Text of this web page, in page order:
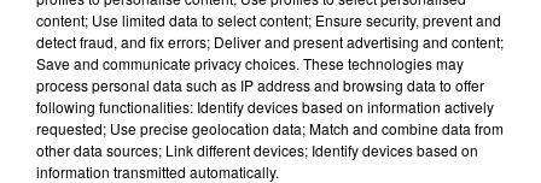
DERNIERS PODCASTS
24 juillet 2026
Les Zinformés - 24/07/26
content; Use limited data to select content; Ensure security, prevent and
detect fraud, and fix errors; Deliver and present advertising and content;
Save and communicate privacy choices. These technologies may
process personal data such as IP address and browsing data to offer
following functionalities: Identify devices based on information actively
requested; Use precise geolocation data; Match and combine data from
other data sources; Link different devices; Identify devices based on
information transmitted automatically.